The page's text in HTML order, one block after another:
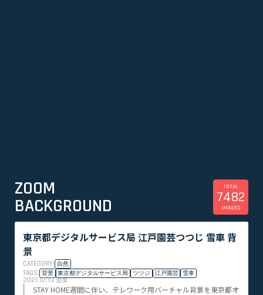
ZOOM
BACKGROUND
TOTAL
7482
IMAGES
東京都デジタルサービス局 江戸園芸つつじ 雪車 背
景
CATEGORY: 自然
TAGS: 背景 東京都デジタルサービス局 ツツジ 江戸園芸 雪車
2021.12.13追加
STAY HOME週間に伴い、テレワーク用バーチャル背景を東京都オ